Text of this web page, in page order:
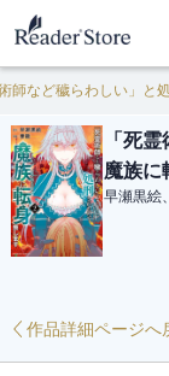
師など穢らわしい」と
「死
魔族に
早瀬黒絵
作品詳細ページへ